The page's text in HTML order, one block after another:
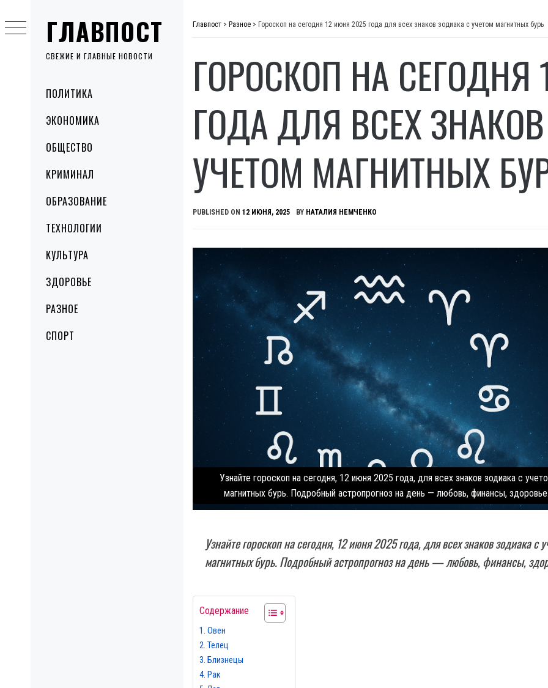
ГЛАВПОСТ
СВЕЖИЕ И ГЛАВНЫЕ НОВОСТИ
MenuПОЛИТИКА
ЭКОНОМИКА
ОБЩЕСТВО
КРИМИНАЛ
ОБРАЗОВАНИЕ
ТЕХНОЛОГИИ
КУЛЬТУРА
ЗДОРОВЬЕ
РАЗНОЕ
СПОРТ
to
content
Главпост > Разное > Гороскоп на сегодня 12 июня 2025 года для всех знаков зодиака с учетом магнитных бурь
ГОРОСКОП НА СЕГОДНЯ
ГОДА ДЛЯ ВСЕХ
УЧЕТОМ МАГНИТНЫХ
PUBLISHED ON 12 ИЮНЯ, 2025 BY НАТАЛИЯ НЕМЧЕНКО
Узнайте гороскоп на сегодня, 12 июня 2025 года, для всех знаков зодиака с
магнитных бурь. Подробный астропрогноз на день — любовь, финансы, здоровье.
Узнайте гороскоп на сегодня, 12 июня 2025 года, для всех знаков зодиака с
магнитных бурь. Подробный астропрогноз на день — любовь, финансы,
Содержание
Овен
Телец
Близнецы
Рак